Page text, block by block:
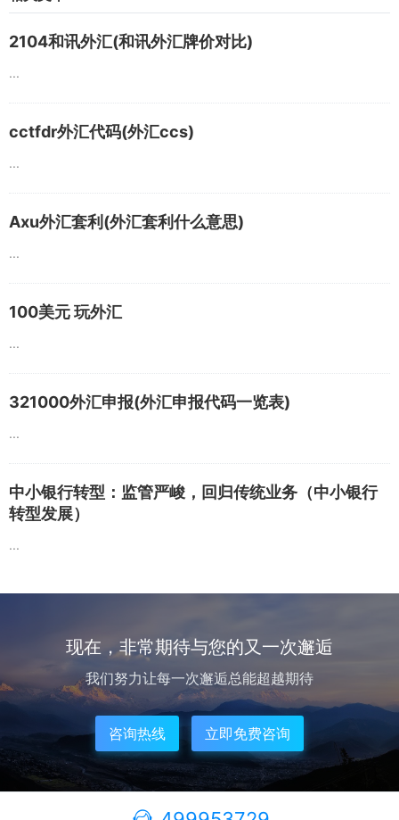
2104和讯外汇(和讯外汇牌价对比)
...
cctfdr外汇代码(外汇ccs)
...
Axu外汇套利(外汇套利什么意思)
...
100美元 玩外汇
...
321000外汇申报(外汇申报代码一览表)
...
中小银行转型：监管严峻，回归传统业务（中小银行
转型发展）
...
现在，非常期待与您的又一次邂逅
我们努力让每一次邂逅总能超越期待
咨询热线 立即免费咨询